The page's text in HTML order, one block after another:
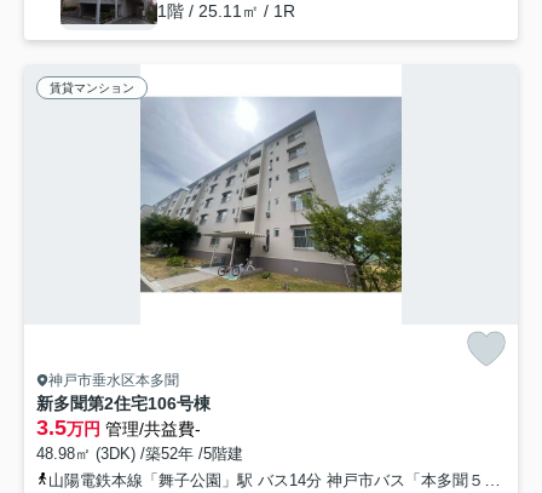
1階 / 25.11㎡ / 1R
賃貸マンション
神戸市垂水区本多聞
新多聞第2住宅106号棟
3.5万円 管理/共益費-
48.98㎡ (3DK) /築52年 /5階建
山陽電鉄本線「舞子公園」駅 バス14分 神戸市バス「本多聞５丁目」 停歩2分